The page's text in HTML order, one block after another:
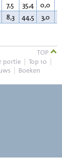
7,5 35,4 0,0
8,3 44,5 3,0
TOP
portie | Top 10 |
| Boeken